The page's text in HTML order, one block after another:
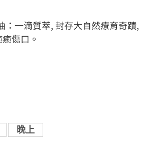
：一滴質萃, 封存大自然療育奇蹟,
傷口。
晚上